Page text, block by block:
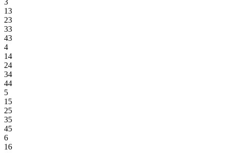
13
23
33
43
4
14
24
34
44
5
15
25
35
45
6
16